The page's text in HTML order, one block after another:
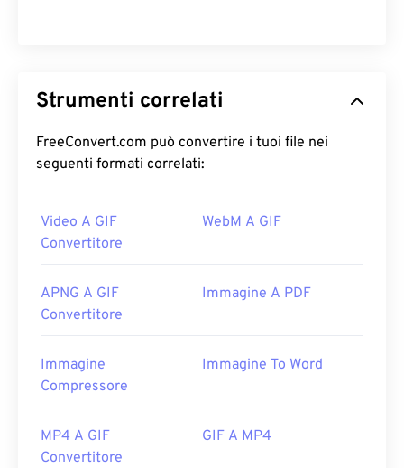
Strumenti correlati
FreeConvert.com può convertire i tuoi file nei
seguenti formati correlati:
Video A GIF
Convertitore
WebM A GIF
APNG A GIF
Convertitore
Immagine A PDF
Immagine
Compressore
Immagine To Word
MP4 A GIF
Convertitore
GIF A MP4